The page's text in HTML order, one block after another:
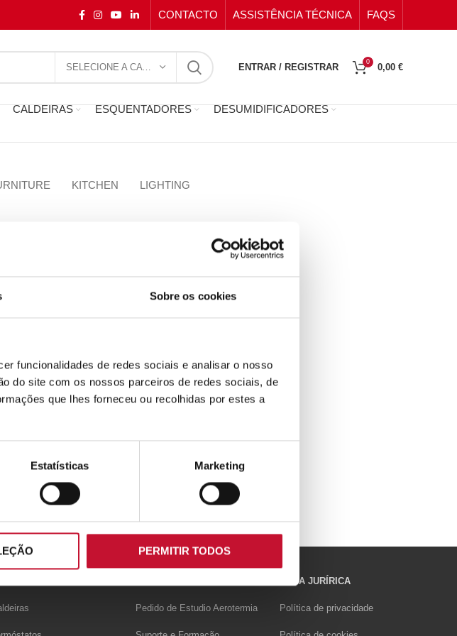
Sobre os cookies
funcionalidades de redes sociais e analisar o nosso
do site com os nossos parceiros de redes sociais, de
que lhes forneceu ou recolhidas por estes a
Estatísticas Marketing
PERMITIR TODOS
CONTACTO ASSISTÊNCIA TÉCNICA FAQS
ENTRAR / REGISTRAR
0
0,00 €
CALDEIRAS ESQUENTADORES DESUMIDIFICADORES
KITCHEN LIGHTING
Pedido de Estudio Aerotermia
ÁREA JURÍRICA
Política de privacidade